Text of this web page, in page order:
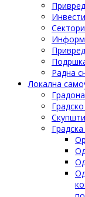
Радна
Локална